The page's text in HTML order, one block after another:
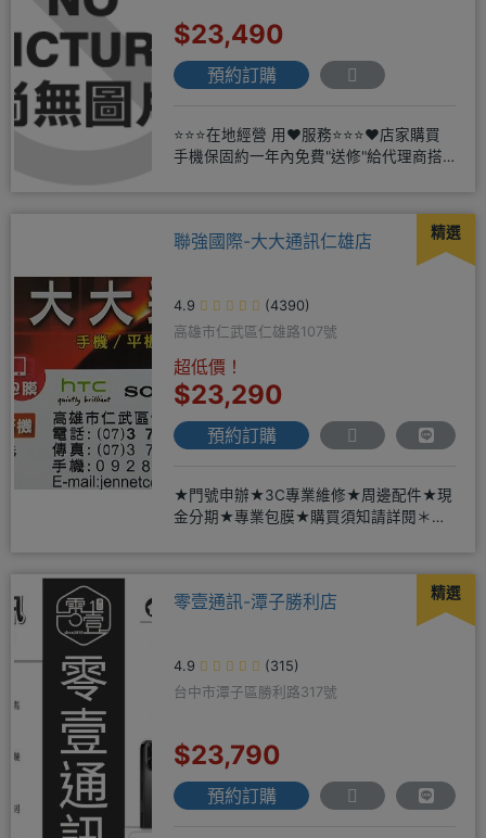
$23,490
預約訂購
⭐⭐⭐在地經營 用❤️服務⭐⭐⭐❤️店家購買
手機保固約一年內免費"送修"給代理商搭
精選
聯強國際-大大通訊仁雄店
4.9
(4390)
高雄市仁武區仁雄路107號
超低價！
$23,290
預約訂購
★門號申辦★3C專業維修★周邊配件★現
金分期★專業包膜★購買須知請詳閱＊來
精選
零壹通訊-潭子勝利店
4.9
(315)
台中市潭子區勝利路317號
$23,790
預約訂購